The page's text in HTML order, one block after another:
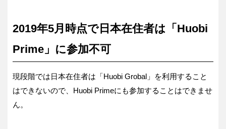
2019年5月時点で日本在住者は「Huobi
Prime」に参加不可
現段階では日本在住者は「Huobi Grobal」を利用すること
はできないので、Huobi Primeにも参加することはできませ
ん。